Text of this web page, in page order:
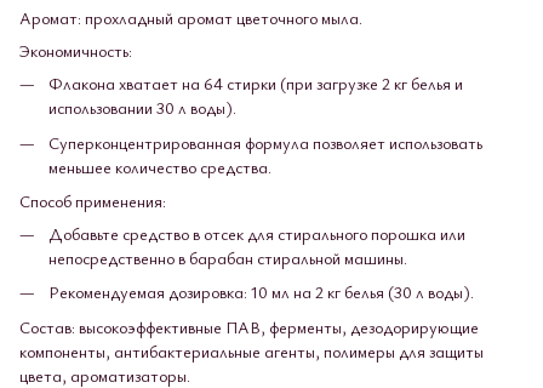
Аромат: прохладный аромат цветочного мыла.
Экономичность:
Флакона хватает на 64 стирки (при загрузке 2 кг белья и
использовании 30 л воды).
Суперконцентрированная формула позволяет использовать
меньшее количество средства.
Способ применения:
Добавьте средство в отсек для стирального порошка или
непосредственно в барабан стиральной машины.
Рекомендуемая дозировка: 10 мл на 2 кг белья (30 л воды).
Состав: высокоэффективные ПАВ, ферменты, дезодорирующие
компоненты, антибактериальные агенты, полимеры для защиты
цвета, ароматизаторы.